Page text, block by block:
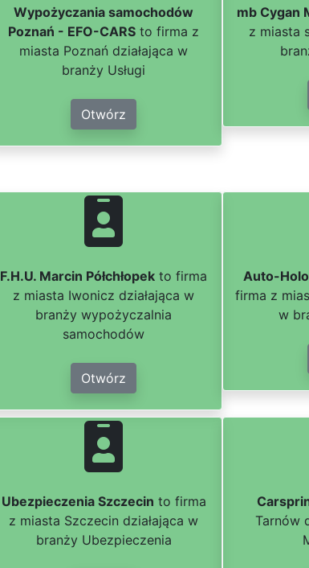
Wypożyczania samochodów
Poznań - EFO-CARS to firma z
miasta Poznań działająca w
branży Usługi
Otwórz
mb Cygan
z miasta
F.H.U. Marcin Półchłopek to firma
z miasta Iwonicz działająca w
branży wypożyczalnia
samochodów
Otwórz
Auto-
firma z
w
Ubezpieczenia Szczecin to firma
z miasta Szczecin działająca w
branży Ubezpieczenia
Tarnów